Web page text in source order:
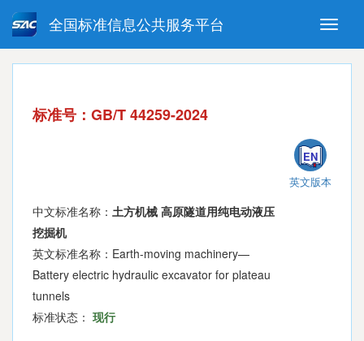
Toggle
全国标准信息公共服务平台
强制性国家标准 推荐性国家标准
指导性技术文件 (National standards in foreign
标准号：GB/T 44259-2024
EN
英文版本
中文标准名称： 土方机械 高原隧道用纯电动液压
挖掘机
英文标准名称：Earth-moving machinery—
Battery electric hydraulic excavator for plateau
tunnels
标准状态： 现行